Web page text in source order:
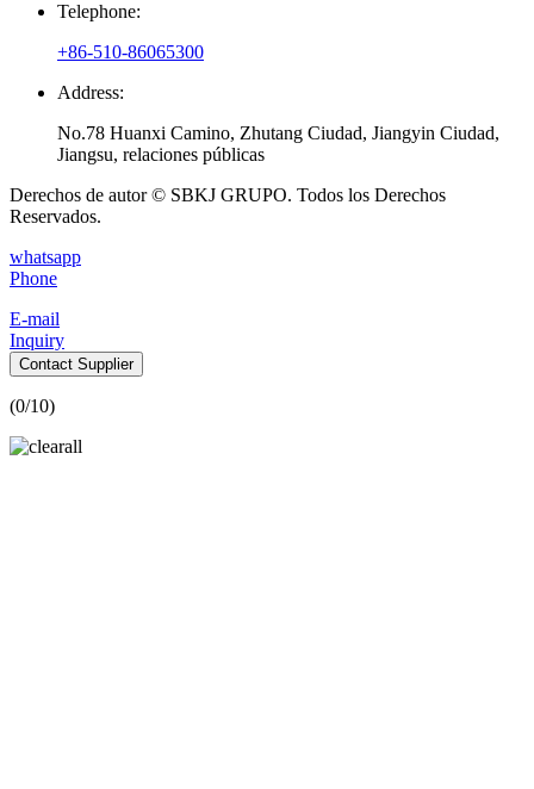
Telephone:
+86-510-86065300
Address:
No.78 Huanxi Camino, Zhutang Ciudad, Jiangyin Ciudad,
Jiangsu, relaciones públicas
Derechos de autor © SBKJ GRUPO. Todos los Derechos
Reservados.
whatsapp
Phone
E-mail
Inquiry
Contact Supplier
(0/10)